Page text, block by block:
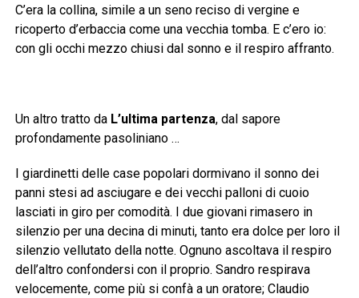
C’era la collina, simile a un seno reciso di vergine e
ricoperto d’erbaccia come una vecchia tomba. E c’ero io:
con gli occhi mezzo chiusi dal sonno e il respiro affranto.
Un altro tratto da L’ultima partenza, dal sapore
profondamente pasoliniano …
I giardinetti delle case popolari dormivano il sonno dei
panni stesi ad asciugare e dei vecchi palloni di cuoio
lasciati in giro per comodità. I due giovani rimasero in
silenzio per una decina di minuti, tanto era dolce per loro il
silenzio vellutato della notte. Ognuno ascoltava il respiro
dell’altro confondersi con il proprio. Sandro respirava
velocemente, come più si confà a un oratore; Claudio